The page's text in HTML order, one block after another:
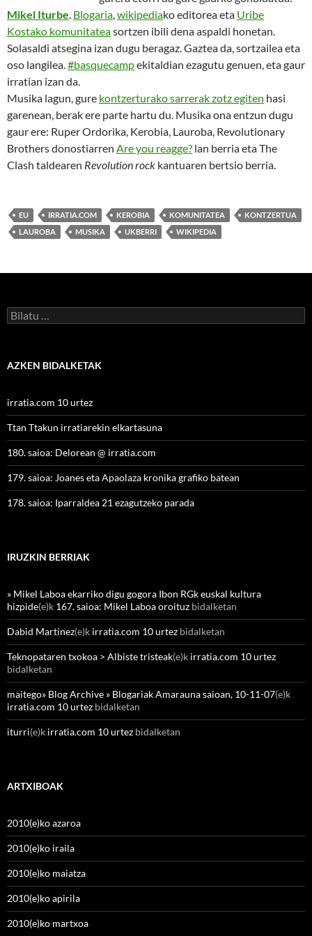
Mikel Iturbe. Blogaria,wikipediako editorea eta Uribe
Kostako komunitateasortzen ibili dena aspaldi honetan.
Solasaldi atsegina izan dugu beragaz. Gaztea da, sortzailea eta
oso langilea.#basquecampekitaldian ezagutu genuen, eta gaur
irratian izan da.
Musika lagun, gure kontzerturako sarrerak zotz egiten hasi
garenean, berak ere parte hartu du. Musika ona entzun dugu
gaur ere: Ruper Ordorika, Kerobia, Lauroba, Revolutionary
Brothers donostiarren Are you reagge? lan berria eta The
Clash taldearen Revolution rock kantuaren bertsio berria.
EU IRRATIA.COM KEROBIA KOMUNITATEA
KONTZERTUA
LAUROBA
MUSIKA UKBERRI WIKIPEDIA
Bilatu:
AZKEN BIDALKETAK
irratia.com 10 urtez
Ttan Ttakun irratiarekin elkartasuna
180. saioa: Delorean @ irratia.com
179. saioa: Joanes eta Apaolaza kronika grafiko batean
178. saioa: Iparraldea 21 ezagutzeko parada
IRUZKIN BERRIAK
» Mikel Laboa ekarriko digu gogora Ibon RGk euskal kultura
hizpide(e)k 167. saioa: Mikel Laboa oroituz bidalketan
Dabid Martinez(e)k irratia.com 10 urtez bidalketan
Teknopataren txokoa > Albiste tristeak(e)k irratia.com 10 urtez
bidalketan
maitego» Blog Archive » Blogariak Amarauna saioan, 10-11-07(e)k
irratia.com 10 urtez bidalketan
iturri(e)k irratia.com 10 urtez bidalketan
ARTXIBOAK
2010(e)ko azaroa
2010(e)ko iraila
2010(e)ko maiatza
2010(e)ko apirila
2010(e)ko martxoa